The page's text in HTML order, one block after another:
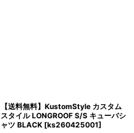
【送料無料】KustomStyle カスタム
スタイル LONGROOF S/S キューバシ
ャツ BLACK [ks260425001]